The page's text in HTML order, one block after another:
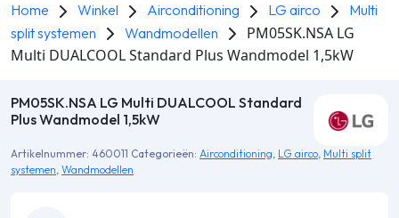
Home Winkel Airconditioning LG airco
Multi
split systemen
Wandmodellen
PM05SK.NSA LG
Multi DUALCOOL Standard Plus Wandmodel 1,5kW
PM05SK.NSA LG Multi DUALCOOL Standard
Plus Wandmodel 1,5kW
Artikelnummer: 460011 Categorieën: Airconditioning, LG airco, Multi split
systemen, Wandmodellen